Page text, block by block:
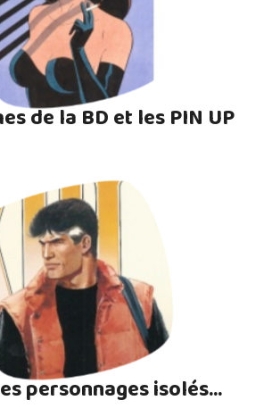
de la BD et les PIN UP
personnages isolés...